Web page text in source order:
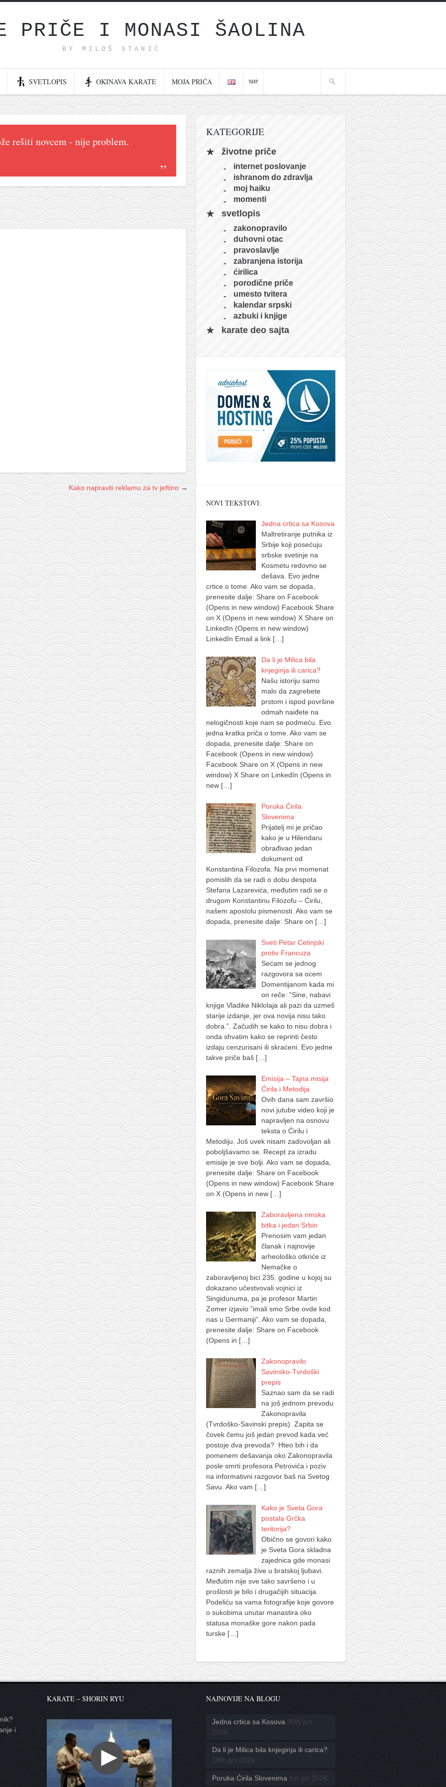
PRIČE I MONASI ŠAOLINA
BY MILOŠ STANIĆ
SVETLOPIS OKINAVA KARATE MOJA PRIČA ЋИР
rešiti novcem - nije problem.
Kako napraviti reklamu za tv jeftino →
KATEGORIJE
životne priče
internet poslovanje
ishranom do zdravlja
moj haiku
momenti
svetlopis
zakonopravilo
duhovni otac
pravoslavlje
zabranjena istorija
ćirilica
porodične priče
umesto tvitera
kalendar srpski
azbuki i knjige
karate deo sajta
NOVI TEKSTOVI:
Jedna crtica sa Kosova
Maltretiranje putnika iz
Srbije koji posećuju
srbske svetinje na
Kosmetu redovno se
dešava. Evo jedne
crtice o tome. Ako vam se dopada,
prenesite dalje: Share on Facebook
(Opens in new window) Facebook Share
on X (Opens in new window) X Share on
LinkedIn (Opens in new window)
LinkedIn Email a link […]
Da li je Milica bila
knjeginja ili carica?
Našu istoriju samo
malo da zagrebete
prstom i ispod površine
odmah naiđete na
nelogičnosti koje nam se podmeću. Evo
jedna kratka priča o tome. Ako vam se
dopada, prenesite dalje: Share on
Facebook (Opens in new window)
Facebook Share on X (Opens in new
window) X Share on LinkedIn (Opens in
new […]
Poruka Ćirila
Slovenima
Prijatelj mi je pričao
kako je u Hilendaru
obrađivao jedan
dokument od
Konstantina Filozofa. Na prvi momenat
pomislih da se radi o dobu despota
Stefana Lazarevića, međutim radi se o
drugom Konstantinu Filozofu – Ćirilu,
našem apostolu pismenosti. Ako vam se
dopada, prenesite dalje: Share on […]
Sveti Petar Cetinjski
protiv Francuza
Sećam se jednog
razgovora sa ocem
Domentijanom kada mi
on reče: ”Sine, nabavi
knjige Vladike Niklolaja ali pazi da uzmeš
starije izdanje, jer ova novija nisu tako
dobra.”. Začudih se kako to nisu dobra i
onda shvatim kako se reprinti često
izdaju cenzurisani ili skraćeni. Evo jedne
takve priče baš […]
Emisija – Tajna misija
Ćirila i Metodija
Ovih dana sam završio
novi jutube video koji je
napravljen na osnovu
teksta o Ćirilu i
Metodiju. Još uvek nisam zadovoljan ali
poboljšavamo se. Recept za izradu
emisije je sve bolji. Ako vam se dopada,
prenesite dalje: Share on Facebook
(Opens in new window) Facebook Share
on X (Opens in new […]
Zaboravljena rimska
bitka i jedan Srbin
Prenosim vam jedan
članak i najnovije
arheološko otkriće iz
Nemačke o
zaboravljenoj bici 235. godine u kojoj su
dokazano učestvovali vojnici iz
Singidunuma, pa je profesor Martin
Zomer izjavio ”imali smo Srbe ovde kod
nas u Germaniji”. Ako vam se dopada,
prenesite dalje: Share on Facebook
(Opens in […]
Zakonopravilo
Savinsko-Tvrdoški
prepis
Saznao sam da se radi
na još jednom prevodu
Zakonopravila
(Tvrdoško-Savinski prepis). Zapita se
čovek čemu još jedan prevod kada već
postoje dva prevoda? Hteo bih i da
pomenem dešavanja oko Zakonopravila
posle smrti profesora Petrovića i poziv
na informativni razgovor baš na Svetog
Savu. Ako vam […]
Kako je Sveta Gora
postala Grčka
teritorija?
Obično se govori kako
je Sveta Gora skladna
zajednica gde monasi
raznih zemalja žive u bratskoj ljubavi.
Međutim nije sve tako savršeno i u
prošlosti je bilo i drugačijih situacija.
Podeliću sa vama fotografije koje govore
o sukobima unutar manastira oko
statusa monaške gore nakon pada
turske […]
i
KARATE – SHORIN RYU NAJNOVIJE NA BLOGU
Jedna crtica sa Kosova 30th јул
2026
Da li je Milica bila knjeginja ili carica?
18th јул 2026
Poruka Ćirila Slovenima 1st јул 2026